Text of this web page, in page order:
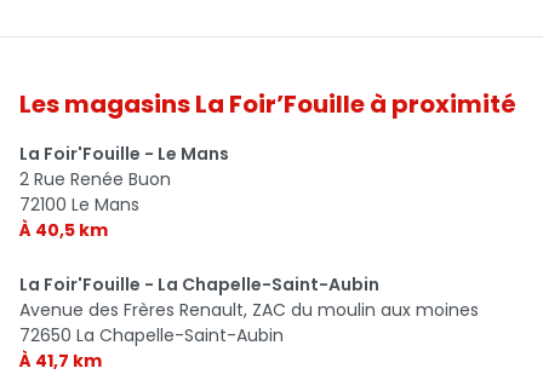
Les magasins La Foir’Fouille à proximité
La Foir'Fouille - Le Mans
2 Rue Renée Buon
72100 Le Mans
À 40,5 km
La Foir'Fouille - La Chapelle-Saint-Aubin
Avenue des Frères Renault, ZAC du moulin aux moines
72650 La Chapelle-Saint-Aubin
À 41,7 km